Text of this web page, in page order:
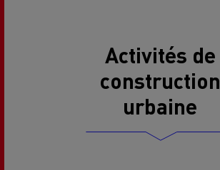
Activités de
construction
urbaine